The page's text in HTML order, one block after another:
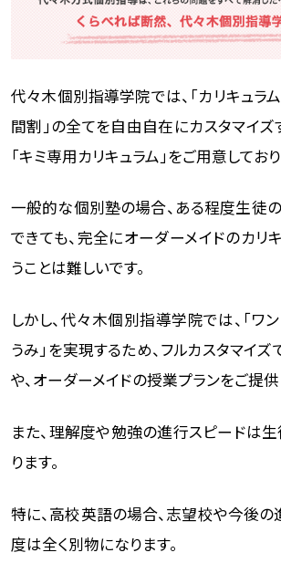
代々木個別指導学院では、「カリキュラム
間割」の全てを自由自在にカスタマイズ
「キミ専用カリキュラム」をご用意しており
一般的な個別塾の場合、ある程度生徒
できても、完全にオーダーメイドのカリ
うことは難しいです。
しかし、代々木個別指導学院では、「ワ
うみ」を実現するため、フルカスタマイズ
や、オーダーメイドの授業プランをご提供
また、理解度や勉強の進行スピードは
ります。
特に、高校英語の場合、志望校や今後の
度は全く別物になります。